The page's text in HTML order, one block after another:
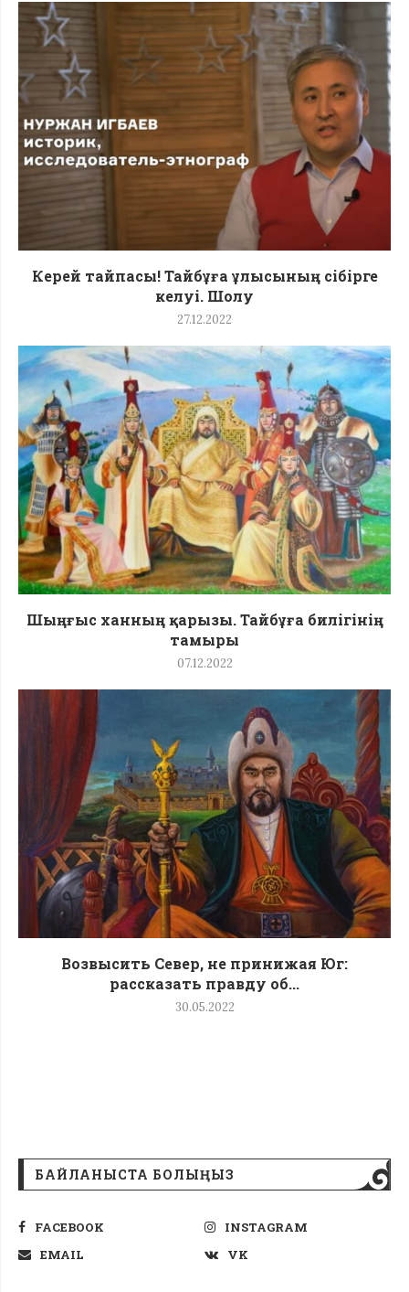
Керей тайпасы! Тайбұға ұлысының сібірге
келуі. Шолу
27.12.2022
Шыңғыс ханның қарызы. Тайбұға билігінің
тамыры
07.12.2022
Возвысить Север, не принижая Юг:
рассказать правду об...
30.05.2022
БАЙЛАНЫСТА БОЛЫҢЫЗ
FACEBOOK
INSTAGRAM
EMAIL
VK